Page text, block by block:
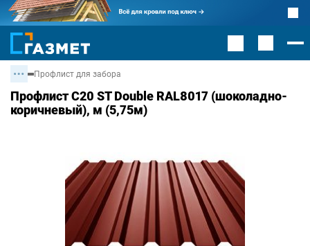
Профлист для забора
Профлист С20 ST Double RAL8017 (шоколадно-
коричневый), м (5,75м)